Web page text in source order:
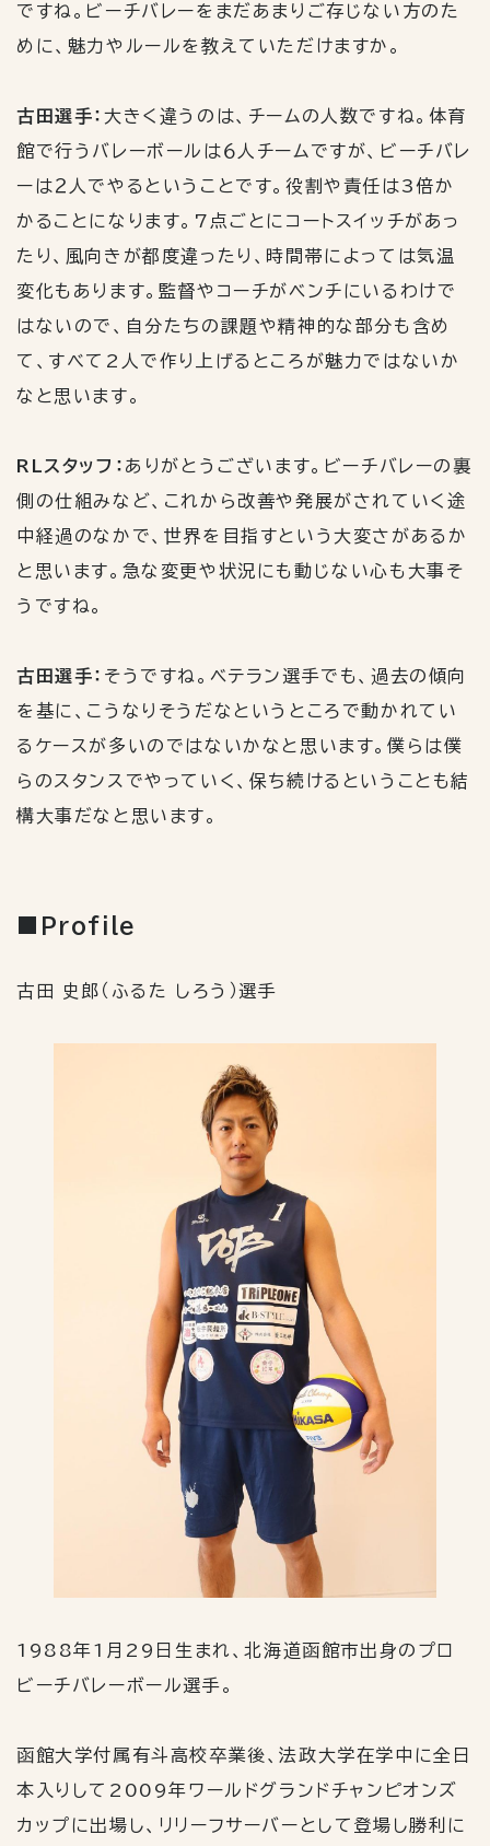
ですね。ビーチバレーをまだあまりご存じない方のた
めに、魅力やルールを教えていただけますか。
古田選手： 大きく違うのは、チームの人数ですね。体育
館で行うバレーボールは６人チームですが、ビーチバレ
ーは２人でやるということです。役割や責任は3倍か
かることになります。 7 点ごとにコートスイッチがあっ
たり、風向きが都度違ったり、時間帯によっては気温
変化もあります。監督やコーチがベンチにいるわけで
はないので、自分たちの課題や精神的な部分も含め
て、すべて 2 人で作り上げるところが魅力ではないか
なと思います。
RLスタッフ： ありがとうございます。ビーチバレーの裏
側の仕組みなど、これから改善や発展がされていく途
中経過のなかで、世界を目指すという大変さがあるか
と思います。急な変更や状況にも動じない心も大事そ
うですね。
古田選手： そうですね。ベテラン選手でも、過去の傾向
を基に、こうなりそうだなというところで動かれてい
るケースが多いのではないかなと思います。僕らは僕
らのスタンスでやっていく、保ち続けるということも結
構大事だなと思います。
Profile
古田 史郎（ふるた しろう）選手
1988年1 月 29 日生まれ、北海道函館市出身のプロ
ビーチバレーボール選手。
函館大学付属有斗高校卒業後、法政大学在学中に全日
本入りして 2009年ワールドグランドチャンピオンズ
カップに出場し、リリーフサーバーとして登場し勝利に